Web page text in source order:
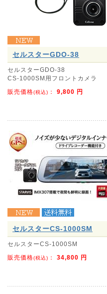
セルスターGDO-38
セルスターGDO-38
CS-1000SM用フロントカメラ
販売価格(税込) ： 9,800 円
セルスターCS-1000SM
セルスターCS-1000SM
販売価格(税込) ： 34,800 円